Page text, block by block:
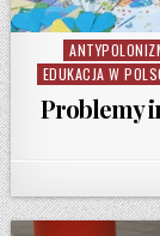
Posted in
EDUKACJA W
Problemy